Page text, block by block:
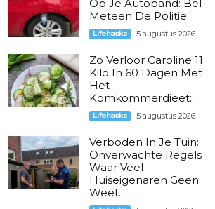
Op Je Autoband: Bel
Meteen De Politie
Lifehacks 5 augustus 2026
Zo Verloor Caroline 11
Kilo In 60 Dagen Met
Het
Komkommerdieet:...
Lifehacks 5 augustus 2026
Verboden In Je Tuin:
Onverwachte Regels
Waar Veel
Huiseigenaren Geen
Weet...